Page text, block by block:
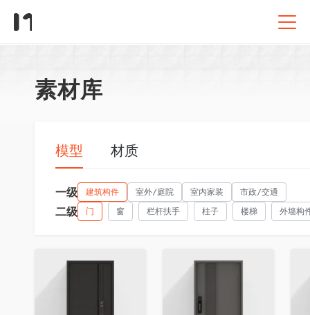
素材库
模型 材质
一级 建筑构件 室外/庭院 室内家装 市政/交通
二级 门 窗 栏杆扶手 柱子 楼梯 外墙构
收藏 收藏